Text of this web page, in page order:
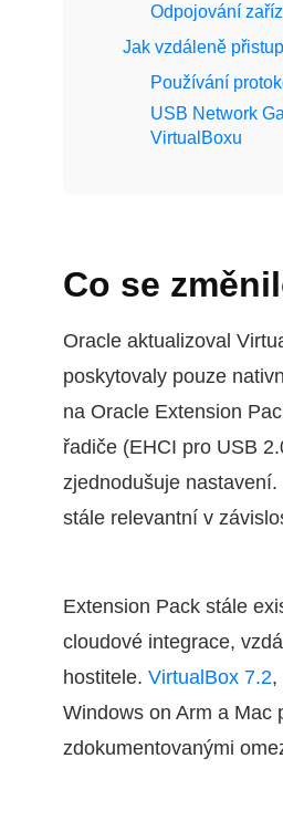
Odpojování
Jak vzdáleně
Používání
USB Network
VirtualBoxu
Co se
Oracle aktualizoval
poskytovaly pouze
na Oracle Extension
řadiče (EHCI pro USB
zjednodušuje
stále relevantní v
Extension Pack stále
cloudové integrace,
hostitele. VirtualBox 7.2,
Windows on Arm a Mac
zdokumentovanými